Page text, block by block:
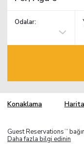
Odalar:
Konaklama Harita
Guest Reservations TM
Daha fazla bilgi edinin